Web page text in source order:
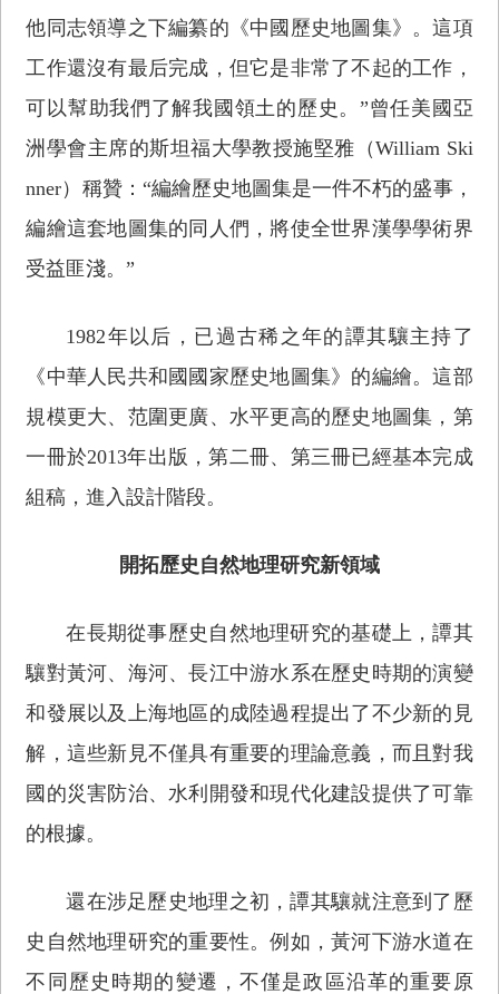
他同志領導之下編纂的《中國歷史地圖集》。這項
工作還沒有最后完成，但它是非常了不起的工作，
可以幫助我們了解我國領土的歷史。”曾任美國亞
洲學會主席的斯坦福大學教授施堅雅（William Ski
nner）稱贊：“編繪歷史地圖集是一件不朽的盛事，
編繪這套地圖集的同人們，將使全世界漢學學術界
受益匪淺。”
1982年以后，已過古稀之年的譚其驤主持了
《中華人民共和國國家歷史地圖集》的編繪。這部
規模更大、范圍更廣、水平更高的歷史地圖集，第
一冊於2013年出版，第二冊、第三冊已經基本完成
組稿，進入設計階段。
開拓歷史自然地理研究新領域
在長期從事歷史自然地理研究的基礎上，譚其
驤對黃河、海河、長江中游水系在歷史時期的演變
和發展以及上海地區的成陸過程提出了不少新的見
解，這些新見不僅具有重要的理論意義，而且對我
國的災害防治、水利開發和現代化建設提供了可靠
的根據。
還在涉足歷史地理之初，譚其驤就注意到了歷
史自然地理研究的重要性。例如，黃河下游水道在
不同歷史時期的變遷，不僅是政區沿革的重要原